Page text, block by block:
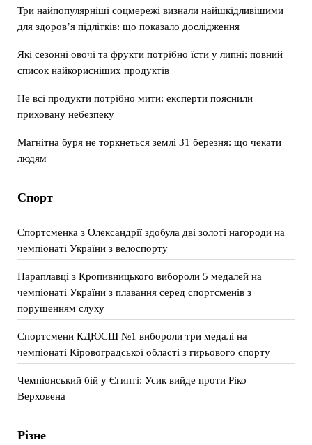
Три найпопулярніші соцмережі визнали найшкідливішими
для здоров’я підлітків: що показало дослідження
Які сезонні овочі та фрукти потрібно їсти у липні: повний
список найкорисніших продуктів
Не всі продукти потрібно мити: експерти пояснили
приховану небезпеку
Магнітна буря не торкнеться землі 31 березня: що чекати
людям
Спорт
Спортсменка з Олександрії здобула дві золоті нагороди на
чемпіонаті України з велоспорту
Параплавці з Кропивницького вибороли 5 медалей на
чемпіонаті України з плавання серед спортсменів з
порушенням слуху
Спортсмени КДЮСШ №1 вибороли три медалі на
чемпіонаті Кіровоградської області з гирьового спорту
Чемпіонський бій у Єгипті: Усик вийде проти Ріко
Верховена
Різне